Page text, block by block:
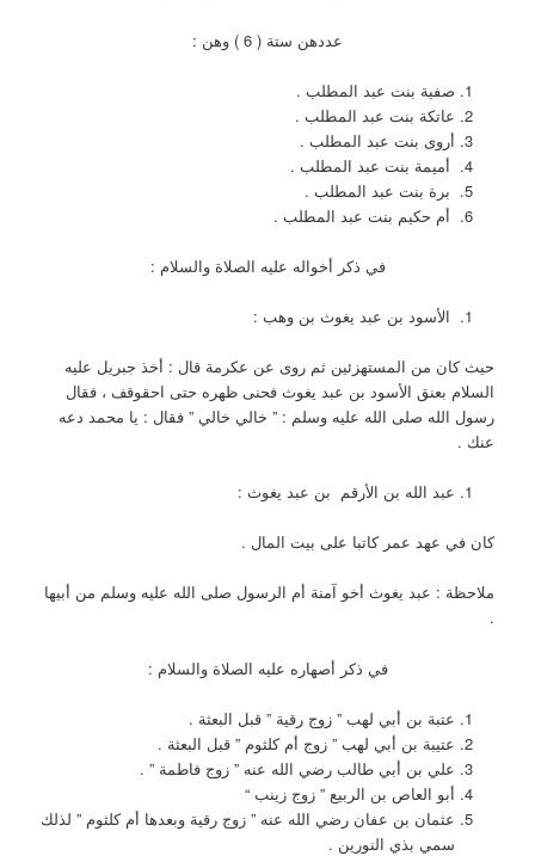
عددهن ستة ( 6 ) وهن :
صفية بنت عبد المطلب .
عاتكة بنت عبد المطلب .
أروى بنت عبد المطلب .
أميمة بنت عبد المطلب .
برة بنت عبد المطلب .
أم حكيم بنت عبد المطلب .
في ذكر أخواله عليه الصلاة والسلام :
الأسود بن عبد يغوث بن وهب :
حيث كان من المستهزئين ثم روى عن عكرمة قال : أخذ جبريل عليه
السلام بعنق الأسود بن عبد يغوث فحنى ظهره حتى احقوقف ، فقال
رسول الله صلى الله عليه وسلم : ” خالي خالي ” فقال : يا محمد دعه
عنك .
عبد الله بن الأرقم بن عبد يغوث :
كان في عهد عمر كاتبا على بيت المال .
ملاحظة : عبد يغوث أخو آمنة أم الرسول صلى الله عليه وسلم من أبيها
.
في ذكر أصهاره عليه الصلاة والسلام :
عتبة بن أبي لهب ” زوج رقية ” قبل البعثة .
عتيبة بن أبي لهب ” زوج أم كلثوم ” قبل البعثة .
علي بن أبي طالب رضي الله عنه ” زوج فاطمة ” .
أبو العاص بن الربيع ” زوج زينب “
عثمان بن عفان رضي الله عنه ” زوج رقية وبعدها أم كلثوم ” لذلك
سمي بذي النورين .